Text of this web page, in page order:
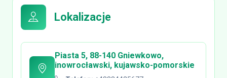
Lokalizacje
Piasta 5, 88-140 Gniewkowo,
inowrocławski, kujawsko-pomorskie